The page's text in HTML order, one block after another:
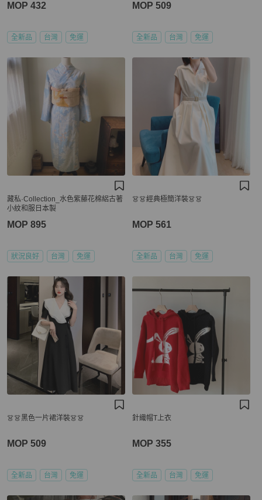
MOP 432
全新品 台灣 免運
MOP 509
全新品 台灣 免運
藏私·Collection_水色紫藤花棉絽古著
小紋和服日本製
MOP 895
狀況良好 台灣 免運
👗👗經典極簡洋裝👗👗
MOP 561
全新品 台灣 免運
👗👗黑色一片裙洋裝👗👗
MOP 509
全新品 台灣 免運
針織帽T上衣
MOP 355
全新品 台灣 免運